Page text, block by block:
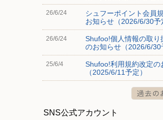
26/6/24
シュフーポイント会員
お知らせ（2026/6/30予
26/6/24
Shufoo!個人情報の取り
のお知らせ（2026/6/30
25/6/4
Shufoo!利用規約改定の
（2025/6/11予定）
SNS公式アカウント